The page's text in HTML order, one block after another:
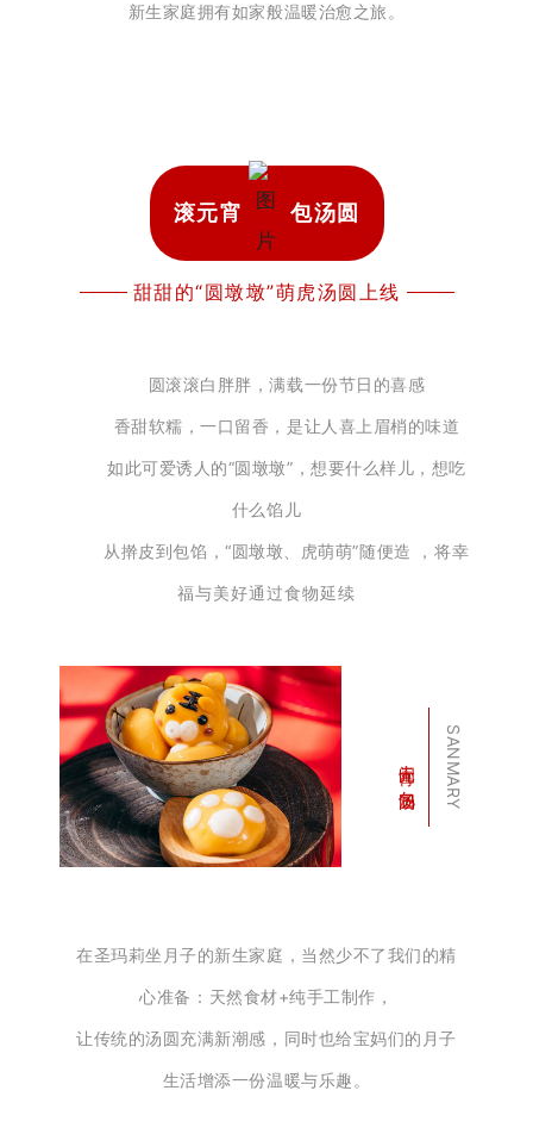
新生家庭拥有如家般温暖治愈之旅。
滚元宵 包汤圆
甜甜的“圆墩墩”萌虎汤圆上线
圆滚滚白胖胖，满载一份节日的喜感
香甜软糯，一口留香，是让人喜上眉梢的味道
如此可爱诱人的“圆墩墩”，想要什么样儿，想吃
什么馅儿
从擀皮到包馅，“圆墩墩、虎萌萌”随便造 ， 将幸
福与美好通过食物延续
SANMARY
闹元宵 · 包汤圆
在圣玛莉坐月子的新生家庭，当然少不了我们的精
心准备：天然食材+纯手工制作，
让传统的汤圆充满新潮感，同时也给宝妈们的月子
生活增添一份温暖与乐趣。